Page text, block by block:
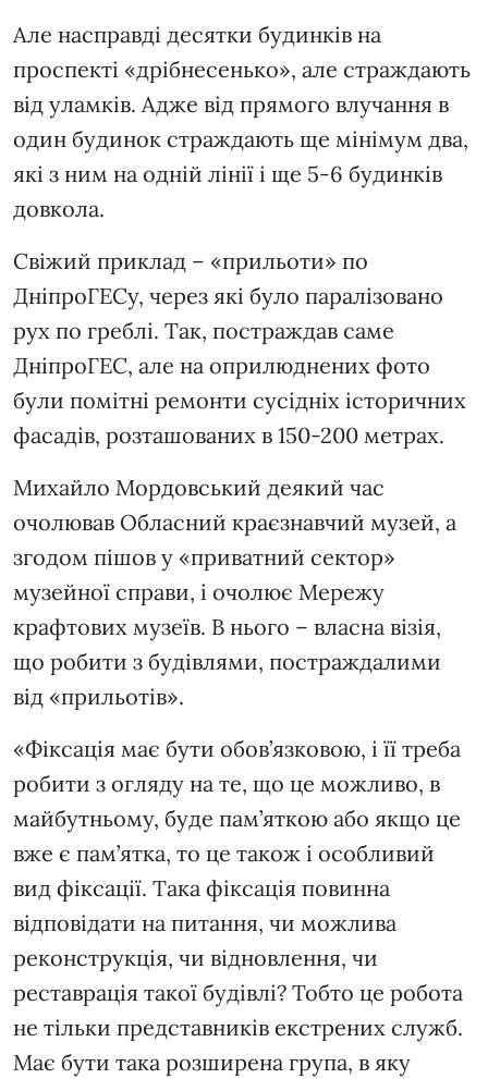
Але насправді десятки будинків на
проспекті «дрібнесенько», але страждають
від уламків. Адже від прямого влучання в
один будинок страждають ще мінімум два,
які з ним на одній лінії і ще 5-6 будинків
довкола.
Свіжий приклад – «прильоти» по
ДніпроГЕСу, через які було паралізовано
рух по греблі. Так, постраждав саме
ДніпроГЕС, але на оприлюднених фото
були помітні ремонти сусідніх історичних
фасадів, розташованих в 150-200 метрах.
Михайло Мордовський деякий час
очолював Обласний краєзнавчий музей, а
згодом пішов у «приватний сектор»
музейної справи, і очолює Мережу
крафтових музеїв. В нього – власна візія,
що робити з будівлями, постраждалими
від «прильотів».
«Фіксація має бути обов’язковою, і її треба
робити з огляду на те, що це можливо, в
майбутньому, буде пам’яткою або якщо це
вже є пам’ятка, то це також і особливий
вид фіксації. Така фіксація повинна
відповідати на питання, чи можлива
реконструкція, чи відновлення, чи
реставрація такої будівлі? Тобто це робота
не тільки представників екстрених служб.
Має бути така розширена група, в яку